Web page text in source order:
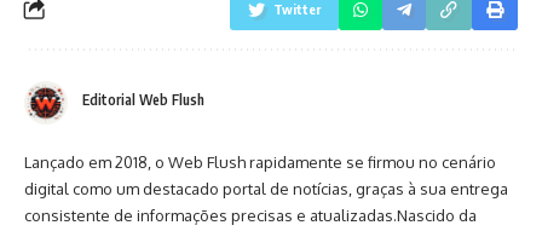
Twitter
Editorial Web Flush
Lançado em 2018, o Web Flush rapidamente se firmou no cenário
digital como um destacado portal de notícias, graças à sua entrega
consistente de informações precisas e atualizadas.Nascido da